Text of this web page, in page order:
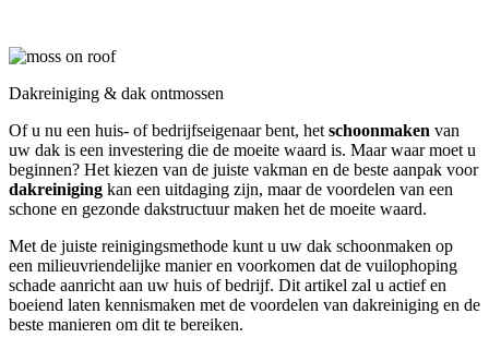
Dakreiniging & dak ontmossen
Of u nu een huis- of bedrijfseigenaar bent, het schoonmaken van
uw dak is een investering die de moeite waard is. Maar waar moet u
beginnen? Het kiezen van de juiste vakman en de beste aanpak voor
dakreiniging kan een uitdaging zijn, maar de voordelen van een
schone en gezonde dakstructuur maken het de moeite waard.
Met de juiste reinigingsmethode kunt u uw dak schoonmaken op
een milieuvriendelijke manier en voorkomen dat de vuilophoping
schade aanricht aan uw huis of bedrijf. Dit artikel zal u actief en
boeiend laten kennismaken met de voordelen van dakreiniging en de
beste manieren om dit te bereiken.